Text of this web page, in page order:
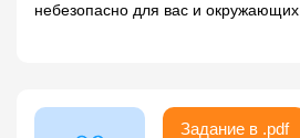
небезопасно для вас и окружающих.
Задание в .pdf